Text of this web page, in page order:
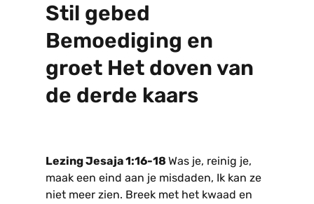
Stil gebed
Bemoediging en
groet Het doven van
de derde kaars
Lezing Jesaja 1:16-18 Was je, reinig je,
maak een eind aan je misdaden, Ik kan ze
niet meer zien. Breek met het kwaad en